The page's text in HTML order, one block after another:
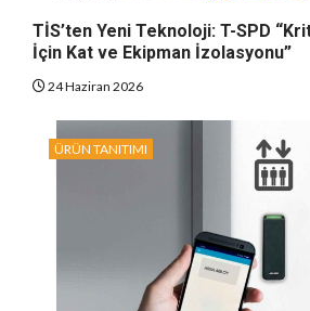
TİS’ten Yeni Teknoloji: T-SPD
İçin Kat ve Ekipman İzolasyonu”
24 Haziran 2026
ÜRÜN TANITIMI